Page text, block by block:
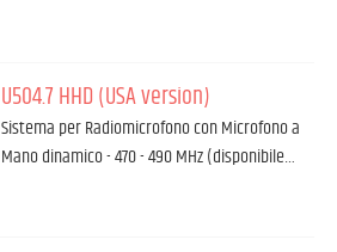
U504.7 HHD (USA version)
Sistema per Radiomicrofono con Microfono a
Mano dinamico - 470 - 490 MHz (disponibile…